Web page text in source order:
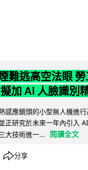
難逃高空法眼
加 AI 人臉識別
感應鏡頭的小型無人機進
正研究於未來一年內引入
大技術進一...
閱讀全文
分享